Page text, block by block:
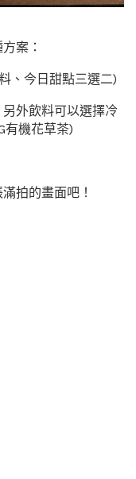
案：
、今日甜點三選二)
另外飲料可以選擇冷
有機花草茶)
拍的畫面吧！